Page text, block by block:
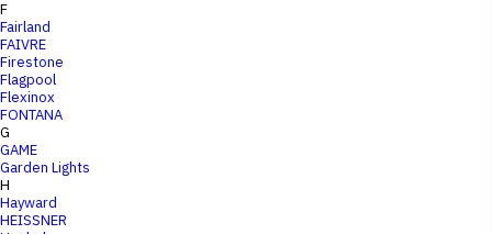
F
Fairland
FAIVRE
Firestone
Flagpool
Flexinox
FONTANA
G
GAME
Garden Lights
H
Hayward
HEISSNER